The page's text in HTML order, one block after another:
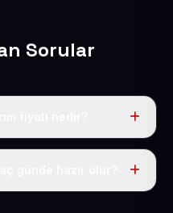
Sorular
+ KDV. Bu bedele alan